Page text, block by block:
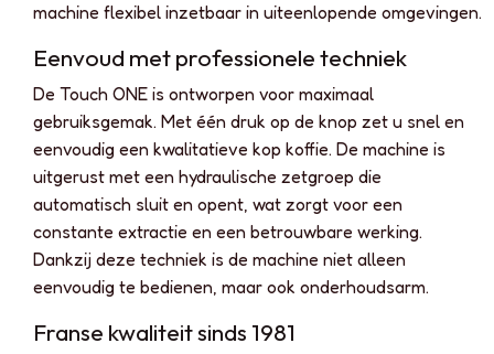
machine flexibel inzetbaar in uiteenlopende omgevingen.
Eenvoud met professionele techniek
De Touch ONE is ontworpen voor maximaal
gebruiksgemak. Met één druk op de knop zet u snel en
eenvoudig een kwalitatieve kop koffie. De machine is
uitgerust met een hydraulische zetgroep die
automatisch sluit en opent, wat zorgt voor een
constante extractie en een betrouwbare werking.
Dankzij deze techniek is de machine niet alleen
eenvoudig te bedienen, maar ook onderhoudsarm.
Franse kwaliteit sinds 1981